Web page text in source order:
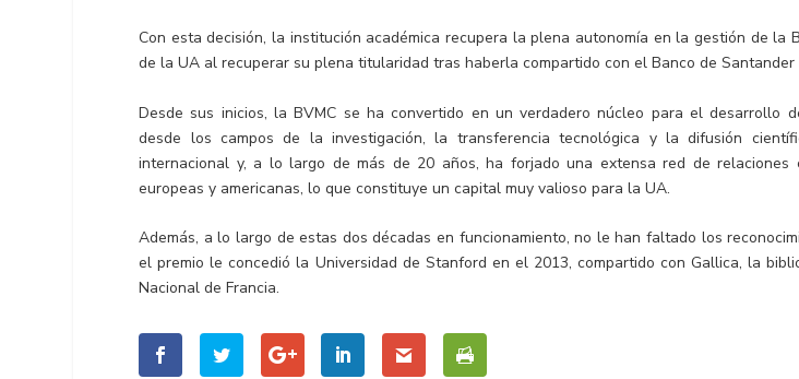
Con esta decisión, la institución académica recupera la plena autonomía en la gestión de la
de la UA al recuperar su plena titularidad tras haberla compartido con el Banco de
Desde sus inicios, la BVMC se ha convertido en un verdadero núcleo para el desarrollo
desde los campos de la investigación, la transferencia tecnológica y la difusión
internacional y, a lo largo de más de 20 años, ha forjado una extensa red de relaciones
europeas y americanas, lo que constituye un capital muy valioso para la UA.
Además, a lo largo de estas dos décadas en funcionamiento, no le han faltado los
el premio le concedió la Universidad de Stanford en el 2013, compartido con Gallica, la
Nacional de Francia.